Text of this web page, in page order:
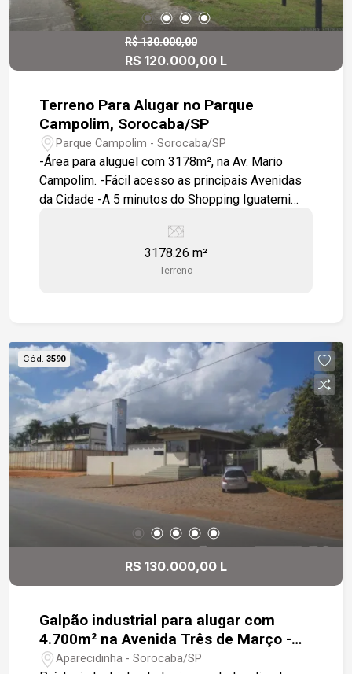
R$ 130.000,00
R$ 120.000,00 L
Terreno Para Alugar no Parque
Campolim, Sorocaba/SP
Parque Campolim - Sorocaba/SP
-Área para aluguel com 3178m², na Av. Mario
Campolim. -Fácil acesso as principais Avenidas
da Cidade -A 5 minutos do Shopping Iguatemi
3178.26 m²
Terreno
Cód. 3590
R$ 130.000,00 L
Galpão industrial para alugar com
4.700m² na Avenida Três de Março -
Sorocaba
Aparecidinha - Sorocaba/SP